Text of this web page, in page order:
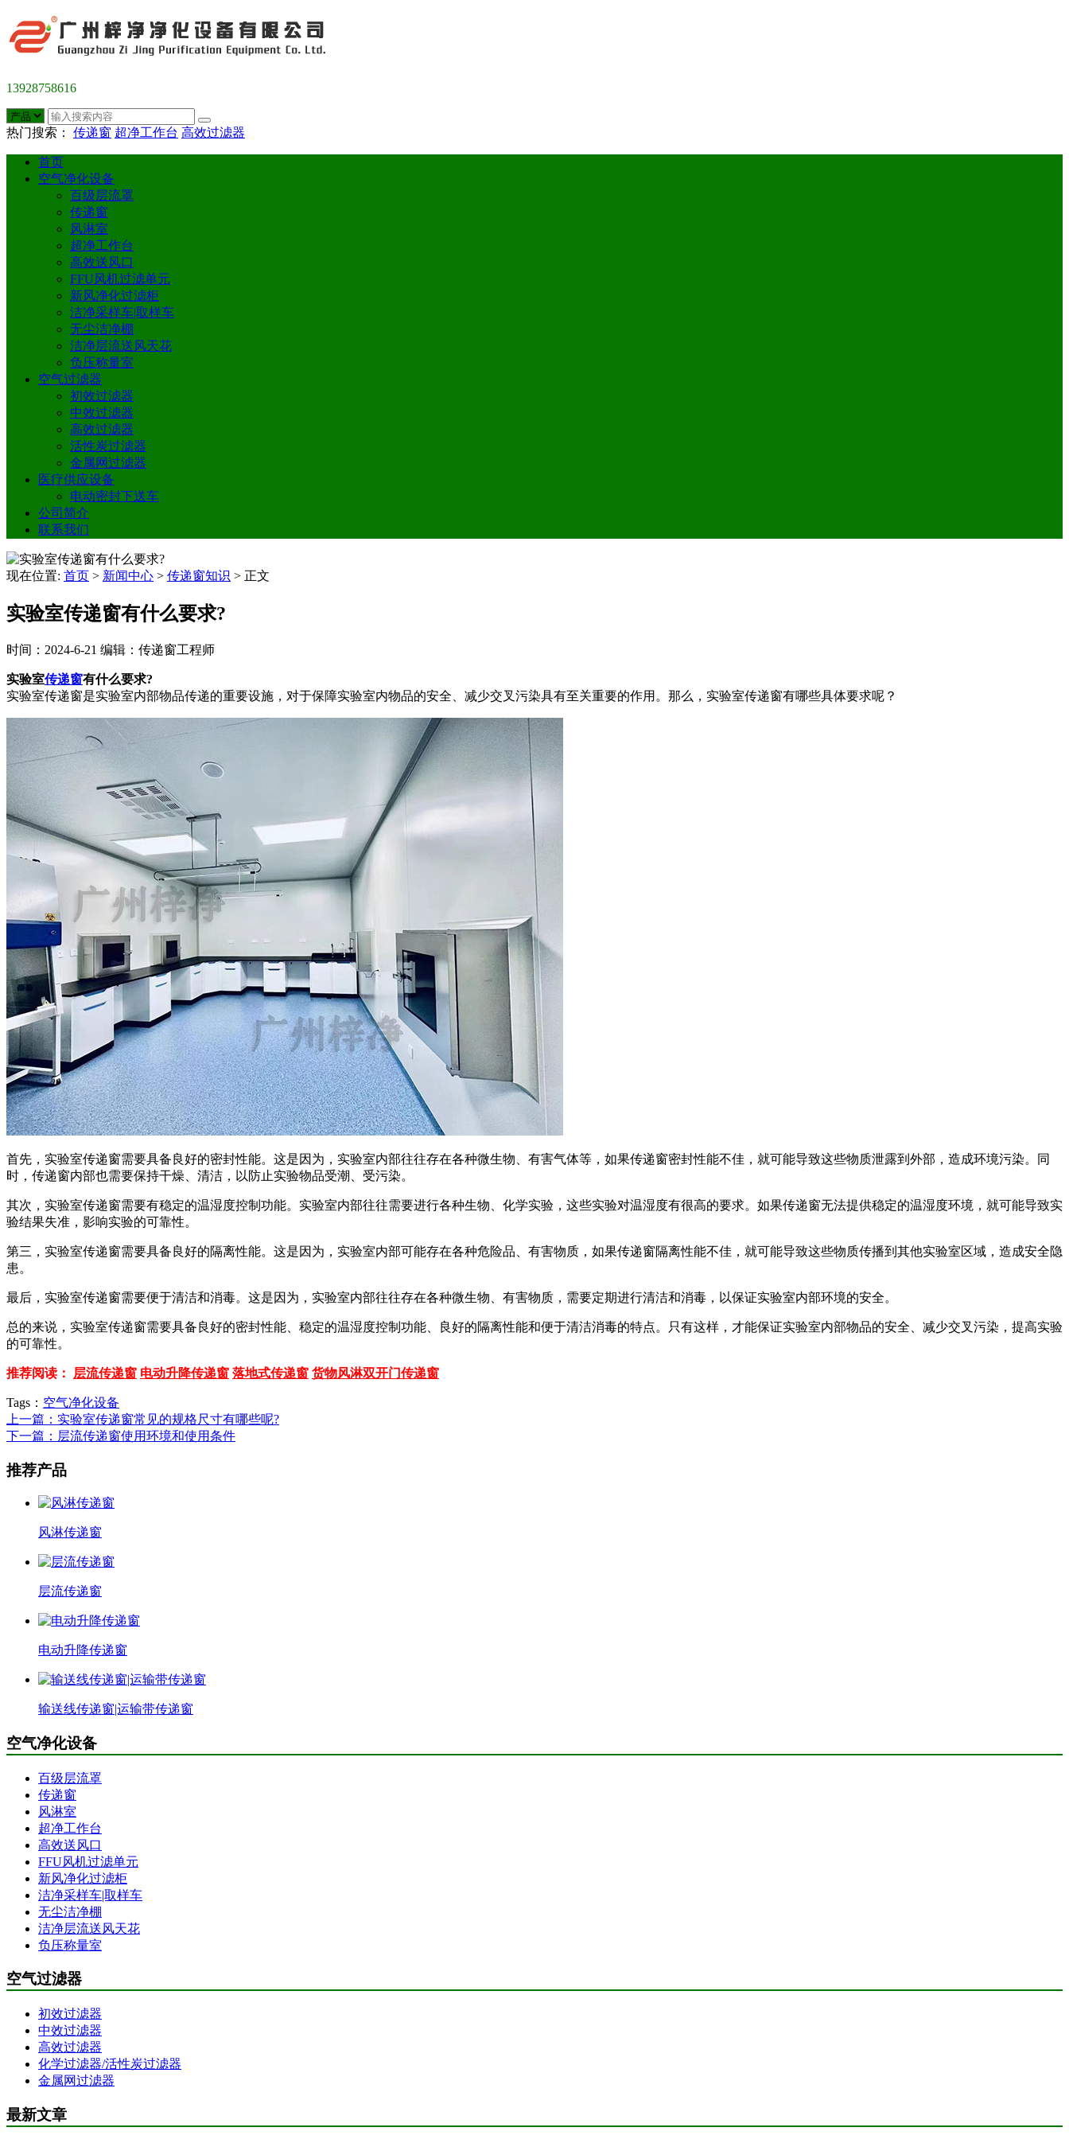
13928758616
热门搜索： 传递窗 超净工作台 高效过滤器
首页
空气净化设备
百级层流罩
传递窗
风淋室
超净工作台
高效送风口
FFU风机过滤单元
新风净化过滤柜
洁净采样车|取样车
无尘洁净棚
洁净层流送风天花
负压称量室
空气过滤器
初效过滤器
中效过滤器
高效过滤器
活性炭过滤器
金属网过滤器
医疗供应设备
电动密封下送车
公司简介
联系我们
现在位置: 首页 > 新闻中心 > 传递窗知识 > 正文
实验室传递窗有什么要求?
时间：2024-6-21 编辑：传递窗工程师
实验室传递窗有什么要求?
实验室传递窗是实验室内部物品传递的重要设施，对于保障实验室内物品的安全、减少交叉污染具有至关重要的作用。那么，实验室传递窗有哪些具体要求呢？
首先，实验室传递窗需要具备良好的密封性能。这是因为，实验室内部往往存在各种微生物、有害气体等，如果传递窗密封性能不佳，就可能导致这些物质泄露到外部，造成环境污染。同
时，传递窗内部也需要保持干燥、清洁，以防止实验物品受潮、受污染。
其次，实验室传递窗需要有稳定的温湿度控制功能。实验室内部往往需要进行各种生物、化学实验，这些实验对温湿度有很高的要求。如果传递窗无法提供稳定的温湿度环境，就可能导致实
验结果失准，影响实验的可靠性。
第三，实验室传递窗需要具备良好的隔离性能。这是因为，实验室内部可能存在各种危险品、有害物质，如果传递窗隔离性能不佳，就可能导致这些物质传播到其他实验室区域，造成安全隐
患。
最后，实验室传递窗需要便于清洁和消毒。这是因为，实验室内部往往存在各种微生物、有害物质，需要定期进行清洁和消毒，以保证实验室内部环境的安全。
总的来说，实验室传递窗需要具备良好的密封性能、稳定的温湿度控制功能、良好的隔离性能和便于清洁消毒的特点。只有这样，才能保证实验室内部物品的安全、减少交叉污染，提高实验
的可靠性。
推荐阅读： 层流传递窗 电动升降传递窗 落地式传递窗 货物风淋双开门传递窗
Tags： 空气净化设备
上一篇：实验室传递窗常见的规格尺寸有哪些呢?
下一篇：层流传递窗使用环境和使用条件
推荐产品
风淋传递窗
层流传递窗
电动升降传递窗
输送线传递窗|运输带传递窗
空气净化设备
百级层流罩
传递窗
风淋室
超净工作台
高效送风口
FFU风机过滤单元
新风净化过滤柜
洁净采样车|取样车
无尘洁净棚
洁净层流送风天花
负压称量室
空气过滤器
初效过滤器
中效过滤器
高效过滤器
化学过滤器/活性炭过滤器
金属网过滤器
最新文章